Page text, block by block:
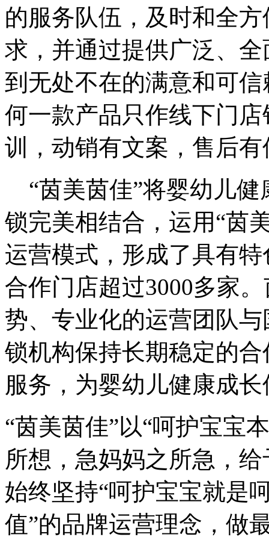
的服务队伍，及时和全
求，并通过提供广泛、
到无处不在的满意和可
何一款产品只作线下门
训，动销有文案，售后
“茵美茵佳”将婴幼儿健
锁完美相结合，运用“茵
运营模式，形成了具有
合作门店超过3000多家
势、专业化的运营团队
锁机构保持长期稳定的
服务，为婴幼儿健康成
“茵美茵佳”以“呵护宝宝
所想，急妈妈之所急，
始终坚持“呵护宝宝就是
值”的品牌运营理念，做